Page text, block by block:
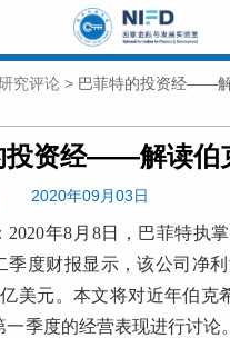
究评论 > 巴菲特的投资经——
2020年09月03日
2020年8月8日，巴菲特执
季度财报显示，该公司净利
美元。本文将对近年伯克
一季度的经营表现进行讨论